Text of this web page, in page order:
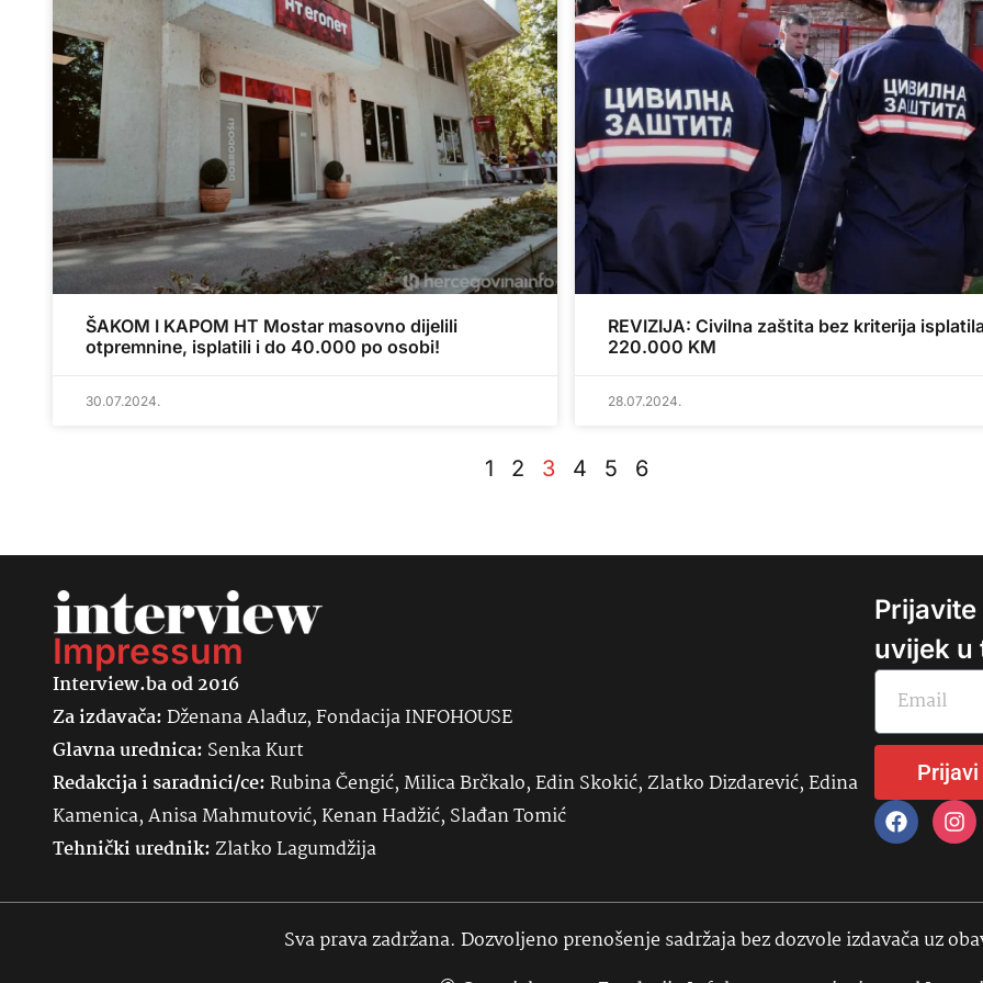
ŠAKOM I KAPOM HT Mostar masovno dijelili
otpremnine, isplatili i do 40.000 po osobi!
30.07.2024.
REVIZIJA: Civilna zaštita bez kriterija
220.000 KM
28.07.2024.
1 2 3 4 5 6
Impressum
Interview.ba od 2016
Za izdavača:Dženana Alađuz, Fondacija INFOHOUSE
Glavna urednica: SenkaKurt
Redakcija i saradnici/ce:Rubina Čengić, Milica Brčkalo, Edin Skokić, Zlatko Dizdarević, Edina
Kamenica, Anisa Mahmutović, Kenan Hadžić, Slađan Tomić
Tehnički urednik:Zlatko Lagumdžija
uvijek u
Prijavi
Sva prava zadržana. Dozvoljeno prenošenje sadržaja bez dozvole izdavača uz